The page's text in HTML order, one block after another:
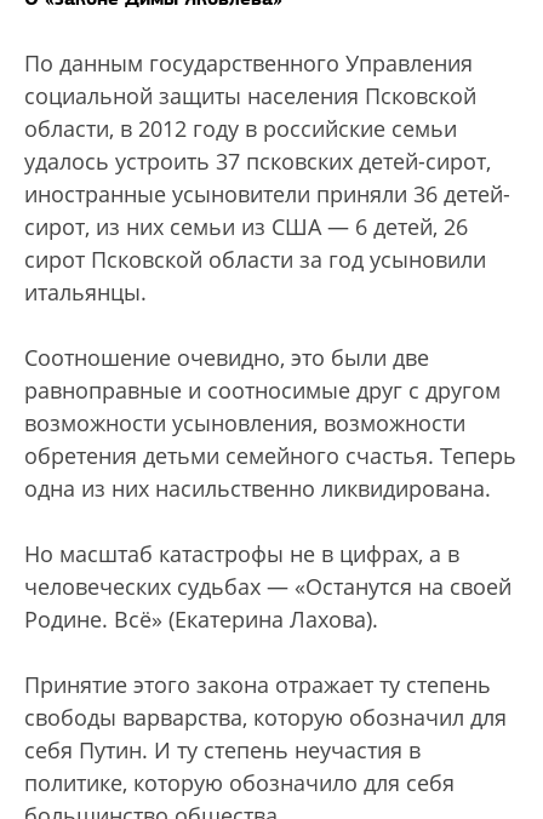
По данным государственного Управления
социальной защиты населения Псковской
области, в 2012 году в российские семьи
удалось устроить 37 псковских детей-сирот,
иностранные усыновители приняли 36 детей-
сирот, из них семьи из США — 6 детей, 26
сирот Псковской области за год усыновили
итальянцы.
Соотношение очевидно, это были две
равноправные и соотносимые друг с другом
возможности усыновления, возможности
обретения детьми семейного счастья. Теперь
одна из них насильственно ликвидирована.
Но масштаб катастрофы не в цифрах, а в
человеческих судьбах — «Останутся на своей
Родине. Всё» (Екатерина Лахова).
Принятие этого закона отражает ту степень
свободы варварства, которую обозначил для
себя Путин. И ту степень неучастия в
политике, которую обозначило для себя